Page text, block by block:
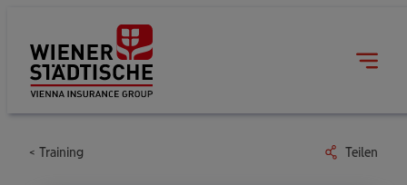
Training Teilen